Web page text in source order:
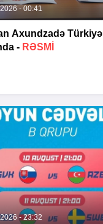
- 00:41
Axundzadə Türkiyə
- RƏSMİ
- 23:32